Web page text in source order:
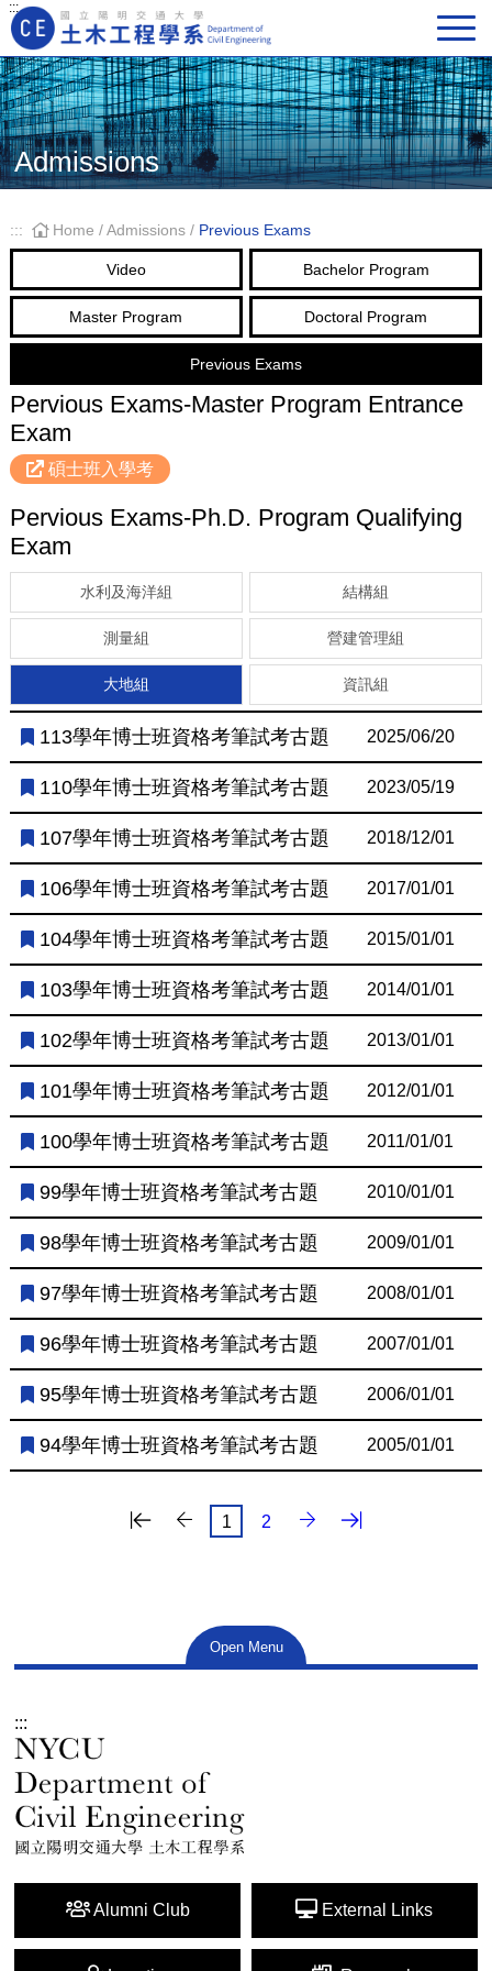
:::
Main Navigation
Admissions
::: Home / Admissions/ Previous Exams
Video Bachelor Program
Master Program Doctoral Program
Previous Exams
Pervious Exams-Master Program Entrance
Exam
碩士班入學考
Pervious Exams-Ph.D. Program Qualifying
Exam
水利及海洋組 結構組
測量組 營建管理組
大地組 資訊組
113學年博士班資格考筆試考古題 2025/06/20
110學年博士班資格考筆試考古題 2023/05/19
107學年博士班資格考筆試考古題 2018/12/01
106學年博士班資格考筆試考古題 2017/01/01
104學年博士班資格考筆試考古題 2015/01/01
103學年博士班資格考筆試考古題 2014/01/01
102學年博士班資格考筆試考古題 2013/01/01
101學年博士班資格考筆試考古題 2012/01/01
100學年博士班資格考筆試考古題 2011/01/01
99學年博士班資格考筆試考古題 2010/01/01
98學年博士班資格考筆試考古題 2009/01/01
97學年博士班資格考筆試考古題 2008/01/01
96學年博士班資格考筆試考古題 2007/01/01
95學年博士班資格考筆試考古題 2006/01/01
94學年博士班資格考筆試考古題 2005/01/01
1 2 下一頁最後一頁
Open Menu
:::
Alumni Club External Links